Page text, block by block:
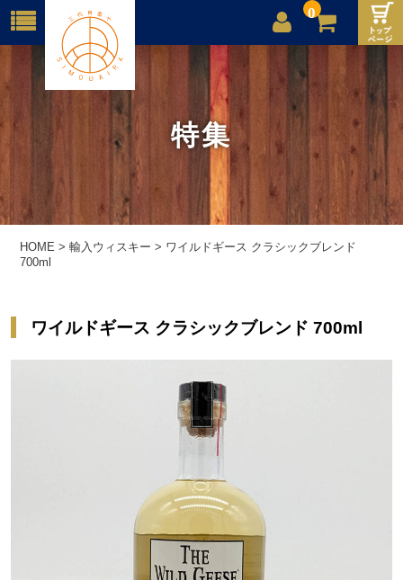
0
店舗案内
ご利用案内
送料
お問合せ
特集
HOME >輸入ウィスキー > ワイルドギース クラシックブレンド
700ml
ワイルドギース クラシックブレンド 700ml